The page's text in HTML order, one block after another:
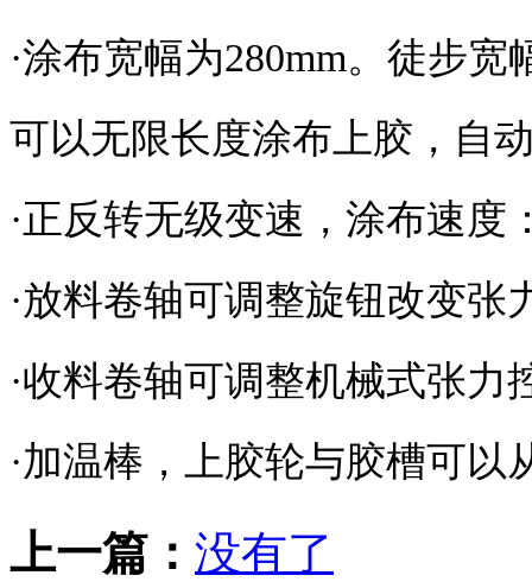
·涂布宽幅为280mm。徒步
可以无限长度涂布上胶，自
·正反转无级变速，涂布速
·放料卷轴可调整旋钮改变
·收料卷轴可调整机械式张
·加温棒，上胶轮与胶槽可
上一篇： 没有了